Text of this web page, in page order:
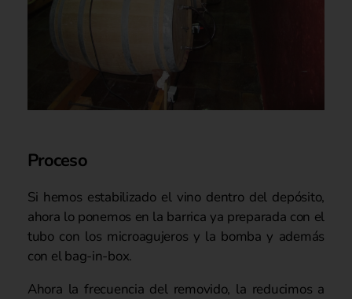
Proceso
Si hemos estabilizado el vino dentro del depósito,
ahora lo ponemos en la barrica ya preparada con el
tubo con los microagujeros y la bomba y además
con el bag-in-box.
Ahora la frecuencia del removido, la reducimos a